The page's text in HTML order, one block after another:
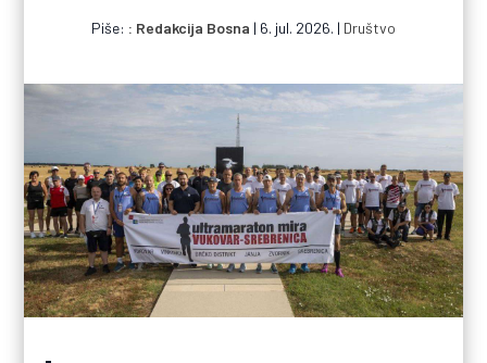
Piše: Redakcija Bosna | 6. jul. 2026. | Društvo